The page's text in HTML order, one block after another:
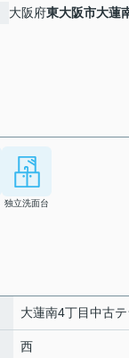
大阪府東大阪市大蓮
独立洗面台
大蓮南4丁目中古
西